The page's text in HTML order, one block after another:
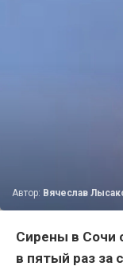
Автор: Вячеслав
Сирены в Сочи
в пятый раз за